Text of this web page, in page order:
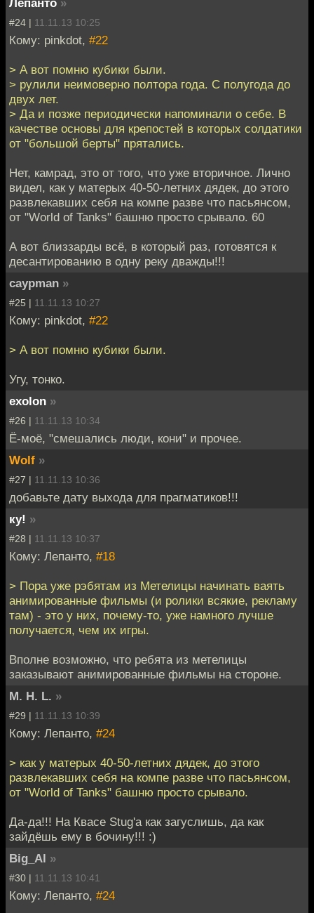
#24 | 11.11.13 10:25
Кому: pinkdot, #22
> А вот помню кубики были.
> рулили неимоверно полтора года. С полугода до
двух лет.
> Да и позже периодически напоминали о себе. В
качестве основы для крепостей в которых солдатики
от "большой берты" прятались.
Нет, камрад, это от того, что уже вторичное. Лично
видел, как у матерых 40-50-летних дядек, до этого
развлекавших себя на компе разве что пасьянсом,
от "World of Tanks" башню просто срывало. 60
А вот близзарды всё, в который раз, готовятся к
десантированию в одну реку дважды!!!
caypman »
#25 | 11.11.13 10:27
Кому: pinkdot, #22
> А вот помню кубики были.
Угу, тонко.
exolon »
#26 | 11.11.13 10:34
Ё-моё, "смешались люди, кони" и прочее.
Wolf »
#27 | 11.11.13 10:36
добавьте дату выхода для прагматиков!!!
ку! »
#28 | 11.11.13 10:37
Кому: Лепанто, #18
> Пора уже рэбятам из Метелицы начинать ваять
анимированные фильмы (и ролики всякие, рекламу
там) - это у них, почему-то, уже намного лучше
получается, чем их игры.
Вполне возможно, что ребята из метелицы
заказывают анимированные фильмы на стороне.
M. H. L. »
#29 | 11.11.13 10:39
Кому: Лепанто, #24
> как у матерых 40-50-летних дядек, до этого
развлекавших себя на компе разве что пасьянсом,
от "World of Tanks" башню просто срывало.
Да-да!!! На Квасе Stug'а как загуслишь, да как
зайдёшь ему в бочину!!! :)
Big_Al »
#30 | 11.11.13 10:41
Кому: Лепанто, #24